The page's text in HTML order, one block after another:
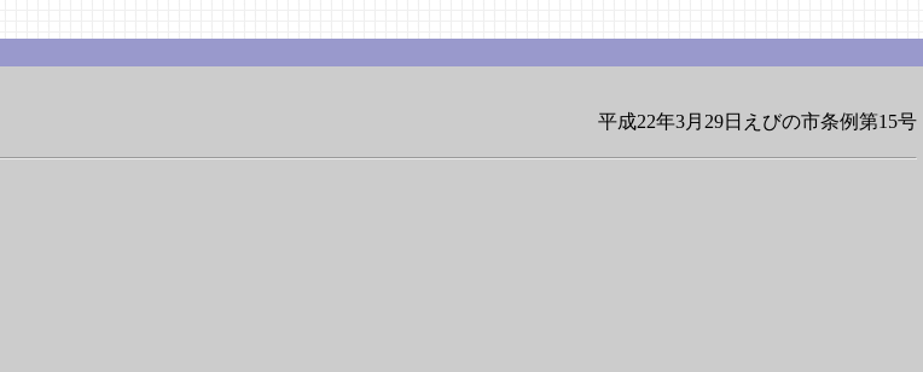
平成22年3月29日えびの市条例第15号